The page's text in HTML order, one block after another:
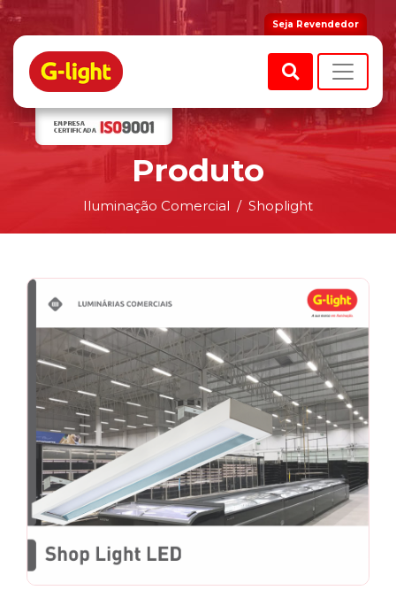
Seja Revendedor
Produto
Iluminação Comercial Shoplight